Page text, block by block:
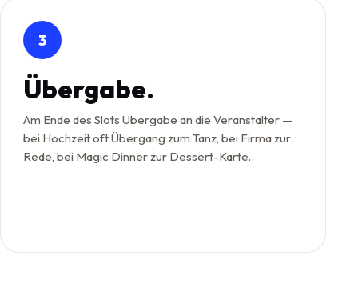
3
Übergabe.
Am Ende des Slots Übergabe an die Veranstalter —
bei Hochzeit oft Übergang zum Tanz, bei Firma zur
Rede, bei Magic Dinner zur Dessert-Karte.